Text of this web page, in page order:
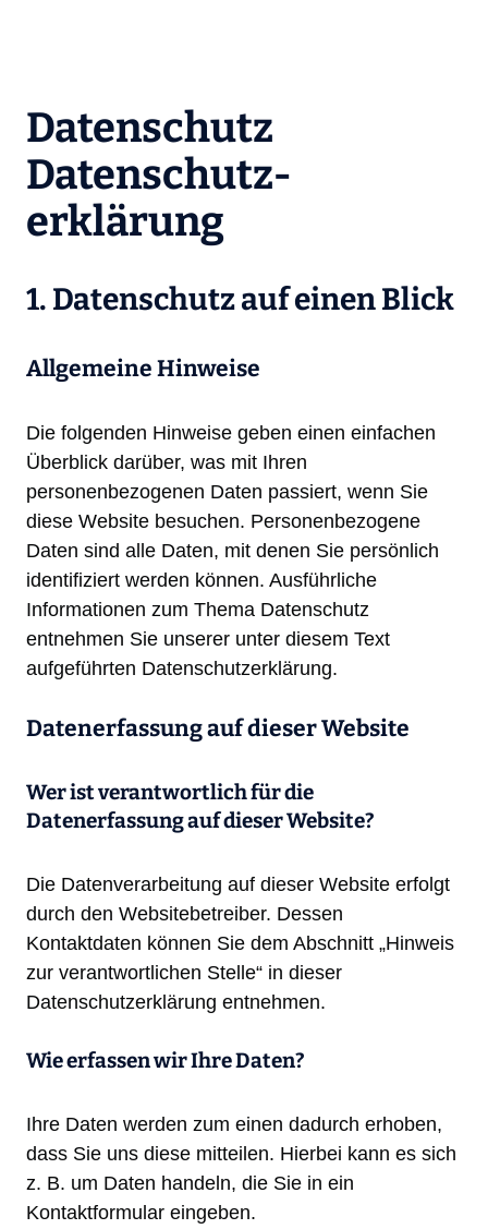
Datenschutz
Datenschutz­
erklärung
1. Datenschutz auf einen Blick
Allgemeine Hinweise
Die folgenden Hinweise geben einen einfachen
Überblick darüber, was mit Ihren
personenbezogenen Daten passiert, wenn Sie
diese Website besuchen. Personenbezogene
Daten sind alle Daten, mit denen Sie persönlich
identifiziert werden können. Ausführliche
Informationen zum Thema Datenschutz
entnehmen Sie unserer unter diesem Text
aufgeführten Datenschutzerklärung.
Datenerfassung auf dieser Website
Wer ist verantwortlich für die
Datenerfassung auf dieser Website?
Die Datenverarbeitung auf dieser Website erfolgt
durch den Websitebetreiber. Dessen
Kontaktdaten können Sie dem Abschnitt „Hinweis
zur verantwortlichen Stelle“ in dieser
Datenschutzerklärung entnehmen.
Wie erfassen wir Ihre Daten?
Ihre Daten werden zum einen dadurch erhoben,
dass Sie uns diese mitteilen. Hierbei kann es sich
z. B. um Daten handeln, die Sie in ein
Kontaktformular eingeben.